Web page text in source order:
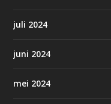
juli 2024
juni 2024
mei 2024